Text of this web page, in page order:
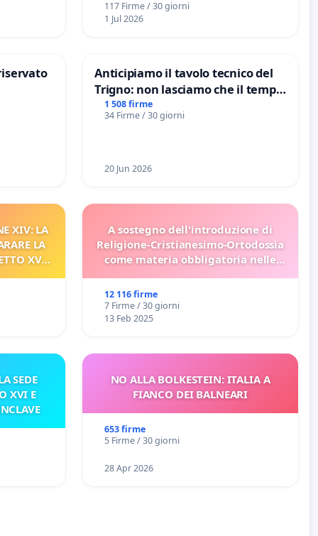
117 Firme / 30 giorni
1 Jul 2026
Anticipiamo il tavolo tecnico del
Trigno: non lasciamo che il tempo
rallenti le ricerche di Domenico
Racanati
1 508 firme
34 Firme / 30 giorni
20 Jun 2026
XIV: LA
LA
XVI
A sostegno dell'introduzione di
Religione-Cristianesimo-Ortodossia
come materia obbligatoria nelle
12 116 firme
7 Firme / 30 giorni
13 Feb 2025
SEDE
XVI E
NO ALLA BOLKESTEIN: ITALIA A
FIANCO DEI BALNEARI
653 firme
5 Firme / 30 giorni
28 Apr 2026